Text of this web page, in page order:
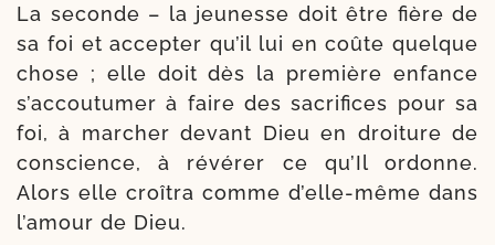
La seconde – la jeu­nesse doit être fière de
sa foi et accep­ter qu’il lui en coûte quelque
chose ; elle doit dès la pre­mière en­fance
s’ac­cou­tu­mer à faire des sacri­fices pour sa
foi, à mar­cher devant Dieu en droi­ture de
conscience, à révé­rer ce qu’Il ordon­ne.
Alors elle croî­tra comme d’elle-​même dans
l’a­mour de Dieu.